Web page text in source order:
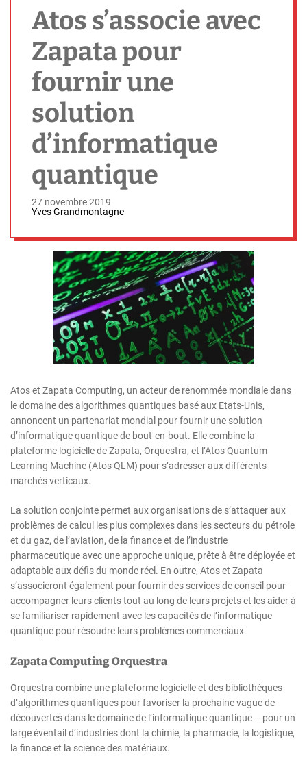
Atos s’associe avec
Zapata pour
fournir une
solution
d’informatique
quantique
27 novembre 2019
Yves Grandmontagne
Atos et Zapata Computing, un acteur de renommée mondiale dans
le domaine des algorithmes quantiques basé aux Etats-Unis,
annoncent un partenariat mondial pour fournir une solution
d’informatique quantique de bout-en-bout. Elle combine la
plateforme logicielle de Zapata, Orquestra, et l’Atos Quantum
Learning Machine (Atos QLM) pour s’adresser aux différents
marchés verticaux.
La solution conjointe permet aux organisations de s’attaquer aux
problèmes de calcul les plus complexes dans les secteurs du pétrole
et du gaz, de l’aviation, de la finance et de l’industrie
pharmaceutique avec une approche unique, prête à être déployée et
adaptable aux défis du monde réel. En outre, Atos et Zapata
s’associeront également pour fournir des services de conseil pour
accompagner leurs clients tout au long de leurs projets et les aider à
se familiariser rapidement avec les capacités de l’informatique
quantique pour résoudre leurs problèmes commerciaux.
Zapata Computing Orquestra
Orquestra combine une plateforme logicielle et des bibliothèques
d’algorithmes quantiques pour favoriser la prochaine vague de
découvertes dans le domaine de l’informatique quantique – pour un
large éventail d’industries dont la chimie, la pharmacie, la logistique,
la finance et la science des matériaux.